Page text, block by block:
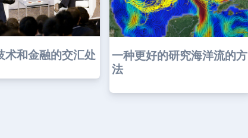
术和金融的交汇处
一种更好的研究海洋流的方
法